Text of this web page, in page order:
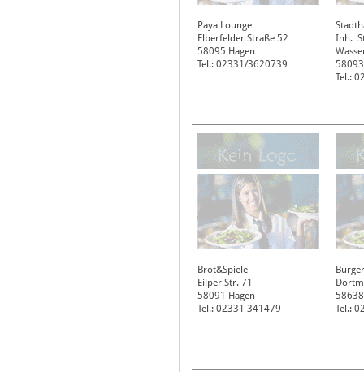
Paya Lounge
Elberfelder Straße 52
58095 Hagen
Tel.: 02331/3620739
Inh.
58093
Tel.:
Brot&Spiele
Eilper Str. 71
58091
Hagen
Tel.: 02331 341479
58638
Tel.: